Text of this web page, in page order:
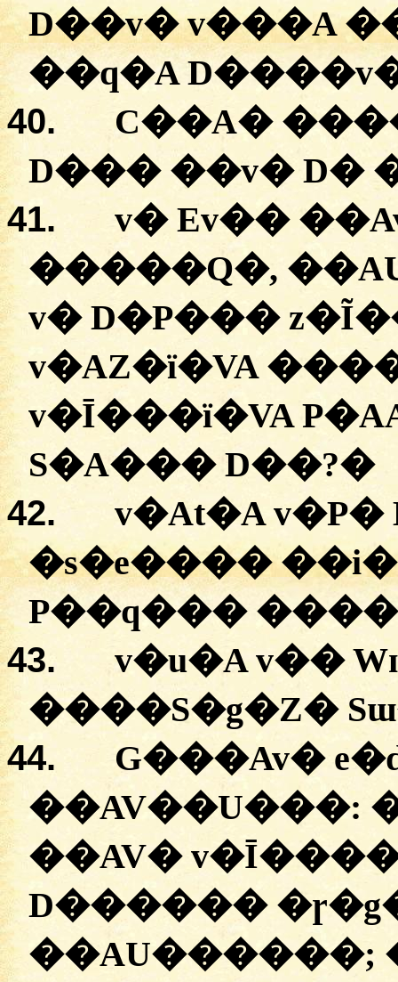
D��v� v���A�
��q�A
40. C��A� �
D�����v�D�
41. v� Ev���
�����Q�, �
v� D�P���
v�AZ�ï�VA
v�Ī���ï�VA
S�A���D��?�
42. v�At�A v�P�
�s�e�����
P��q���
43. v�u�A v��
����S�g�Z�
44. G���Av�
��AV��U���:
��AV�
D������
��AU������;